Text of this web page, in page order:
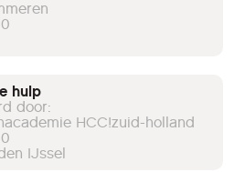
hulp
door:
HCC!zuid-holland
IJssel